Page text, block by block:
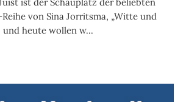
ist der Schauplatz der beliebten
von Sina Jorritsma, „Witte und
und heute wollen w...